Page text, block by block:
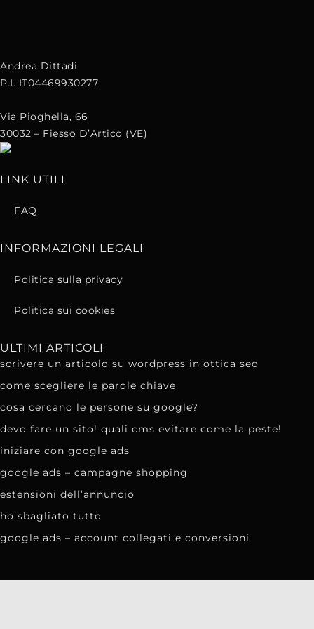
Andrea Dittadi
P.I. IT04469930277
Via Pioghella, 66
30032 – Fiesso D’Artico (VE)
LINK UTILI
FAQ
INFORMAZIONI LEGALI
Politica sulla privacy
Politica sui cookies
ULTIMI ARTICOLI
scrivere un articolo su wordpress in ottica seo
come scegliere le parole chiave
cosa cercano le persone su google?
devo fare un sito! quali cms evitare come la peste!
iniziare con google ads
google ads – campagne shopping
estensioni dell’annuncio
ho sbagliato tutto
google ads – account collegati e conversioni